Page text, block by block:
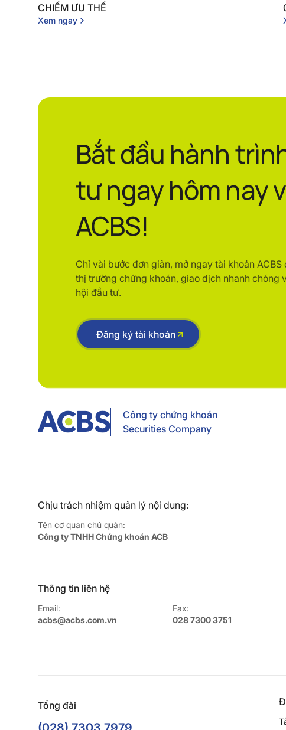
CHIẾM ƯU THẾ
Xem ngay
Bắt đầu hành
tư ngay hôm nay
ACBS!
Chỉ vài bước đơn giản, mở ngay tài khoản ACBS
thị trường chứng khoán, giao dịch nhanh chóng
hội đầu tư.
Đăng ký tài khoản
Công ty chứng khoán
Securities Company
Chịu trách nhiệm quản lý nội dung:
Tên cơ quan chủ quản:
Công ty TNHH Chứng khoán ACB
Thông tin liên hệ
Email:
acbs@acbs.com.vn
Fax:
028 7300 3751
Tổng đài